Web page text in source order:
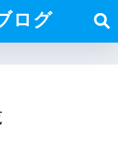
ログ